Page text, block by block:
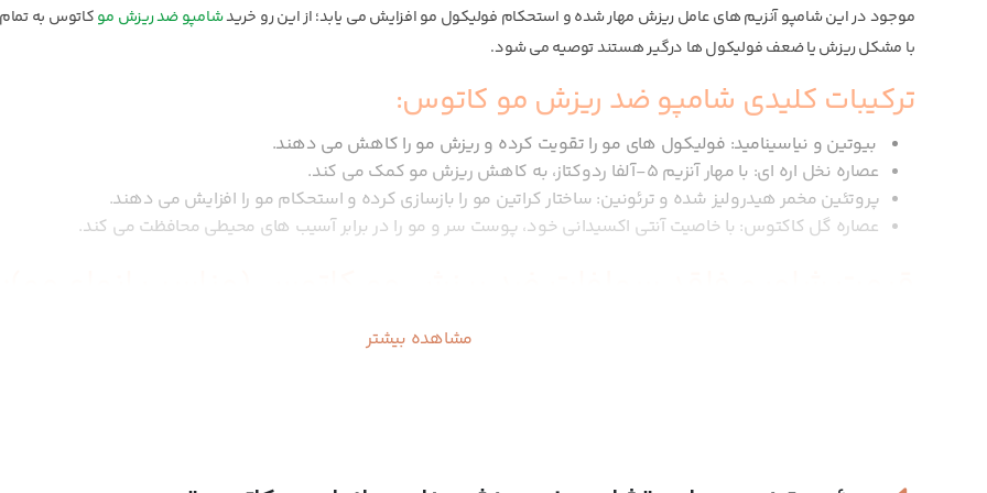
موجود در این شامپو آنزیم های عامل ریزش مهار شده و استحکام فولیکول مو افزایش می یابد؛ از این رو خریدشامپو ضد ریزش موکاتوس به
با مشکل ریزش یا ضعف فولیکول ها درگیر هستند توصیه می شود.
ترکیبات کلیدی شامپو ضد ریزش مو کاتوس:
بیوتین و نیاسینامید: فولیکول های مو را تقویت کرده و ریزش مو را کاهش می دهند.
عصاره نخل اره ای: با مهار آنزیم 5-آلفا ردوکتاز، به کاهش ریزش مو کمک می کند.
پروتئین مخمر هیدرولیز شده و ترئونین: ساختار کراتین مو را بازسازی کرده و استحکام مو را افزایش می دهند.
عصاره گل کاکتوس: با خاصیت آنتی اکسیدانی خود، پوست سر و مو را در برابر آسیب های محیطی محافظت می کند.
شامپو ضد ریزش مناسب انواع مو کاتوس، با قیمتی رقابتی و مقرون به صرفه در مقایسه با دیگر محصولات مشابه ایرانی، انتخابی چندمنظوره و
خرید شامپو ضد ریزش مناسب انواع مو کاتوس:
مشاهده بیشتر